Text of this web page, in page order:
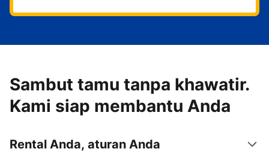
Sambut tamu tanpa khawatir.
Kami siap membantu Anda
Rental Anda, aturan Anda